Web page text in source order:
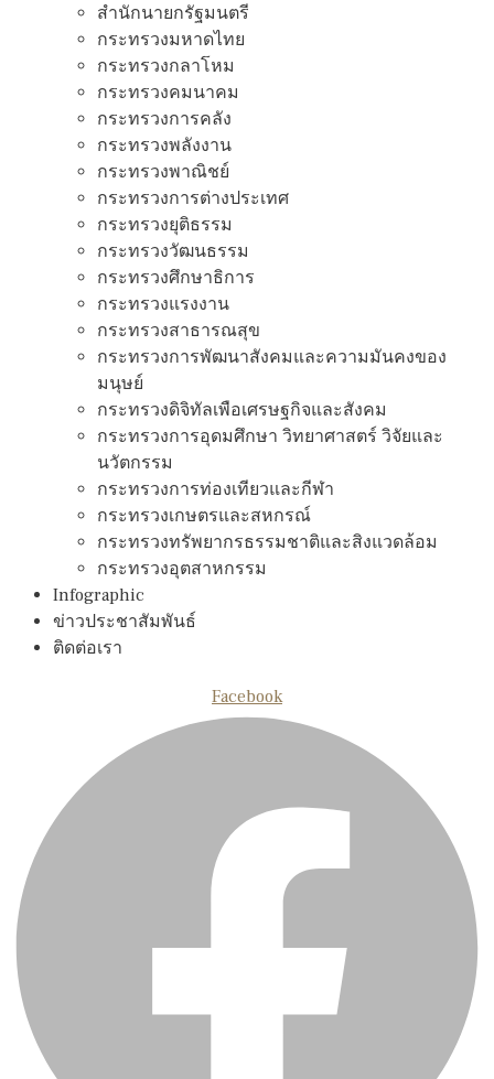
สํานักนายกรัฐมนตรี
กระทรวงมหาดไทย
กระทรวงกลาโหม
กระทรวงคมนาคม
กระทรวงการคลัง
กระทรวงพลังงาน
กระทรวงพาณิชย์
กระทรวงการต่างประเทศ
กระทรวงยุติธรรม
กระทรวงวัฒนธรรม
กระทรวงศึกษาธิการ
กระทรวงแรงงาน
กระทรวงสาธารณสุข
กระทรวงการพัฒนาสังคมและความมันคงของ
มนุษย์
กระทรวงดิจิทัลเพือเศรษฐกิจและสังคม
กระทรวงการอุดมศึกษา วิทยาศาสตร์ วิจัยและ
นวัตกรรม
กระทรวงการท่องเทียวและกีฬา
กระทรวงเกษตรและสหกรณ์
กระทรวงทรัพยากรธรรมชาติและสิงแวดล้อม
กระทรวงอุตสาหกรรม
Infographic
ข่าวประชาสัมพันธ์
ติดต่อเรา
Facebook